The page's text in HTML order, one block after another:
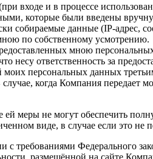
входе и в процессе
которые были введены
собираемые данные (IP-адрес,
по собственному усмотрению.
мною
несу ответственность за
персональных данных
когда Компания
ей меры не могут обеспечить
виде, в случае если это не
с требованиями Федерального
размещённой на сайте